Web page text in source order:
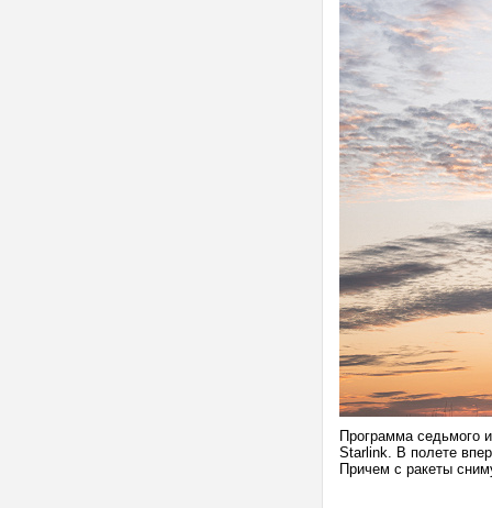
Программа седьмого
Starlink. В полете
Причем с ракеты